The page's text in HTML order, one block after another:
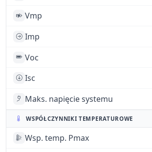
Vmp
Imp
Voc
Isc
Maks. napięcie systemu
WSPÓŁCZYNNIKI TEMPERATUROWE
Wsp. temp. Pmax